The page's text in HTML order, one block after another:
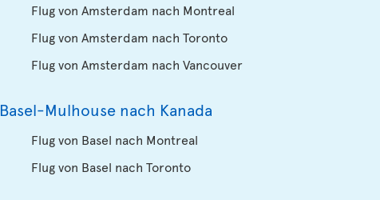
Flug von Amsterdam nach Montreal
Flug von Amsterdam nach Toronto
Flug von Amsterdam nach Vancouver
Basel-Mulhouse nach Kanada
Flug von Basel nach Montreal
Flug von Basel nach Toronto